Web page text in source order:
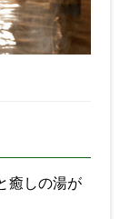
癒しの湯が